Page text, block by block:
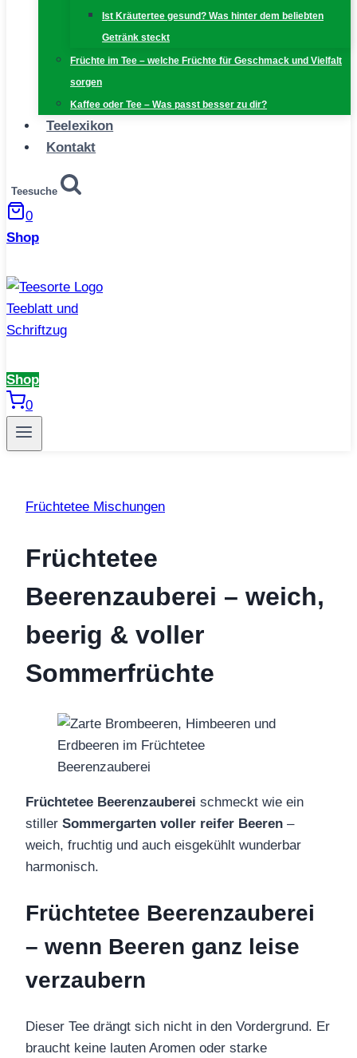
Ist Kräutertee gesund? Was hinter dem beliebten
Getränk steckt
Früchte im Tee – welche Früchte für Geschmack und Vielfalt
sorgen
Kaffee oder Tee – Was passt besser zu dir?
Teelexikon
Kontakt
Teesuche
0
Shop
Shop
0
Früchtetee Mischungen
Früchtetee
Beerenzauberei – weich,
beerig & voller
Sommerfrüchte
Früchtetee Beerenzauberei schmeckt wie ein
stiller Sommergarten voller reifer Beeren –
weich, fruchtig und auch eisgekühlt wunderbar
harmonisch.
Früchtetee Beerenzauberei
– wenn Beeren ganz leise
verzaubern
Dieser Tee drängt sich nicht in den Vordergrund. Er
braucht keine lauten Aromen oder starke